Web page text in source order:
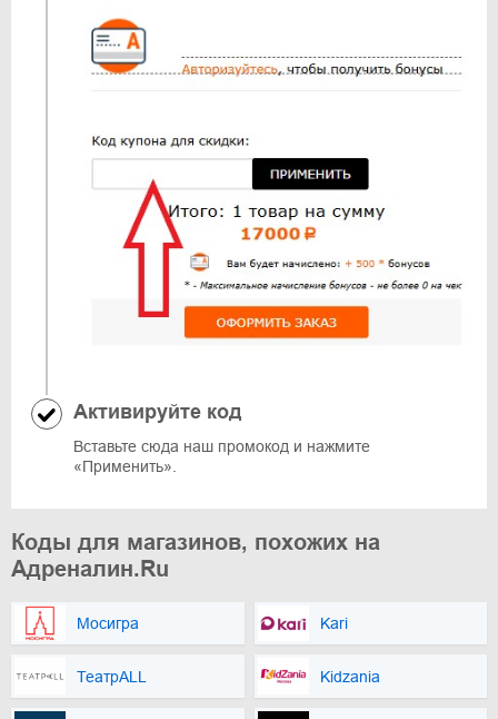
Активируйте код
Вставьте сюда наш промокод и нажмите
«Применить».
Коды для магазинов, похожих на
Адреналин.Ru
Мосигра Kari
ТеатрALL Kidzania